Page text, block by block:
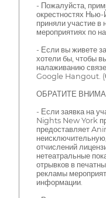
- Пожалуйста,
окрестностях
приняли участие
мероприятиях по
- Если вы живете
хотели бы, чтобы
налаживанию
Google Hangout.
ОБРАТИТЕ
- Если заявка на
Nights New York
предоставляет
отчислений
нетеатральные
отрывков в
рекламы
информации.